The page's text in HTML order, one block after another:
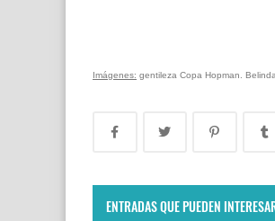
Imágenes: gentileza Copa Hopman.
ENTRADAS QUE PUEDEN